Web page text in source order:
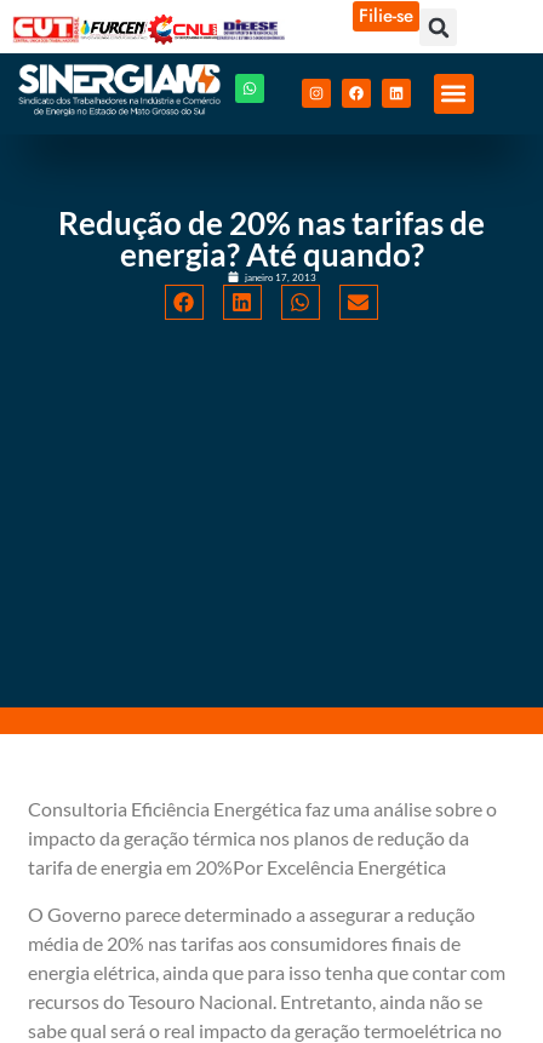
Filie-se
Redução de 20% nas tarifas de
energia? Até quando?
janeiro 17, 2013
Consultoria Eficiência Energética faz uma análise sobre o
impacto da geração térmica nos planos de redução da
tarifa de energia em 20%Por Excelência Energética
O Governo parece determinado a assegurar a redução
média de 20% nas tarifas aos consumidores finais de
energia elétrica, ainda que para isso tenha que contar com
recursos do Tesouro Nacional. Entretanto, ainda não se
sabe qual será o real impacto da geração termoelétrica no